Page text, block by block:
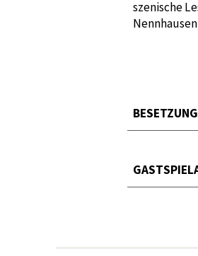
szenische
BESETZUNG